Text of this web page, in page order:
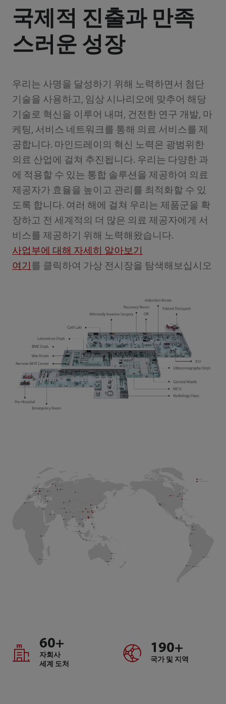
국제적 진출과 만족
스러운 성장
우리는 사명을 달성하기 위해 노력하면서 첨단
기술을 사용하고, 임상 시나리오에 맞추어 해당
기술로 혁신을 이루어 내며, 건전한 연구 개발, 마
케팅, 서비스 네트워크를 통해 의료 서비스를 제
공합니다. 마인드레이의 혁신 노력은 광범위한
의료 산업에 걸쳐 추진됩니다. 우리는 다양한 과
에 적용할 수 있는 통합 솔루션을 제공하여 의료
제공자가 효율을 높이고 관리를 최적화할 수 있
도록 합니다. 여러 해에 걸쳐 우리는 제품군을 확
장하고 전 세계적의 더 많은 의료 제공자에게 서
비스를 제공하기 위해 노력해왔습니다.
사업부에 대해 자세히 알아보기
여기 를 클릭하여 가상 전시장을 탐색해보십시오
60+
자회사
세계 도처
190+
국가 및 지역